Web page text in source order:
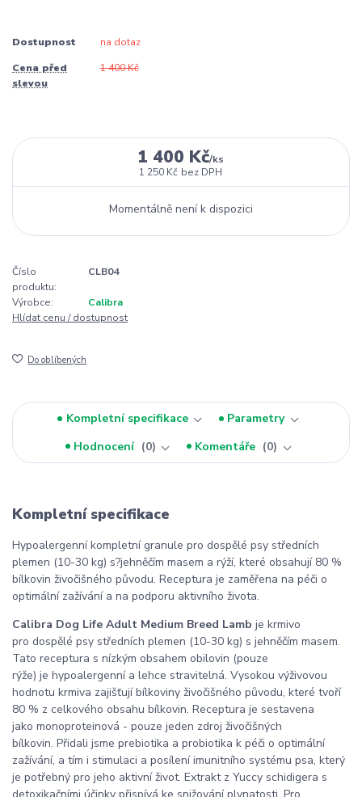
Dostupnost na dotaz
Cena před
slevou
1 400 Kč
1 400 Kč/ks
1 250 Kč bez DPH
Momentálně není k dispozici
Číslo
produktu:
CLB04
Výrobce:
Calibra
Hlídat cenu / dostupnost
Do oblíbených
Kompletní specifikace
Parametry
Hodnocení
0 Komentáře 0
Kompletní specifikace
Hypoalergenní kompletní granule pro dospělé psy středních
plemen (10-30 kg) s?jehněčím masem a rýží, které obsahují 80 %
bílkovin živočišného původu. Receptura je zaměřena na péči o
optimální zažívání a na podporu aktivního života.
Calibra Dog Life Adult Medium Breed Lamb je krmivo
pro dospělé psy středních plemen (10-30 kg) s jehněčím masem.
Tato receptura s nízkým obsahem obilovin (pouze
rýže) je hypoalergenní a lehce stravitelná. Vysokou výživovou
hodnotu krmiva zajišťují bílkoviny živočišného původu, které tvoří
80 % z celkového obsahu bílkovin. Receptura je sestavena
jako monoproteinová - pouze jeden zdroj živočišných
bílkovin. Přidali jsme prebiotika a probiotika k péči o optimální
zažívání, a tím i stimulaci a posílení imunitního systému psa, který
je potřebný pro jeho aktivní život. Extrakt z Yuccy schidigera s